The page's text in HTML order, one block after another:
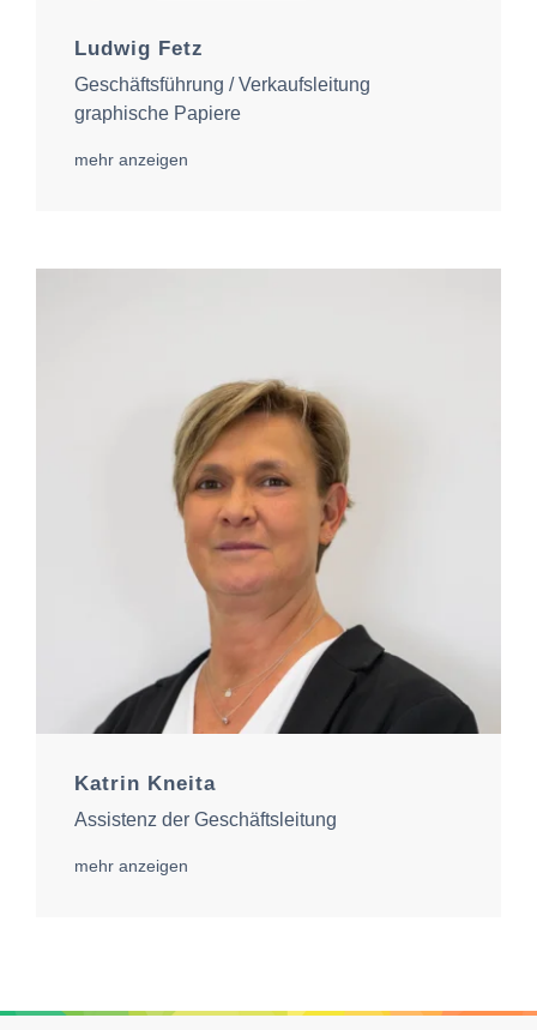
Ludwig Fetz
Geschäftsführung / Verkaufsleitung
graphische Papiere
mehr anzeigen
Katrin Kneita
Assistenz der Geschäftsleitung
mehr anzeigen